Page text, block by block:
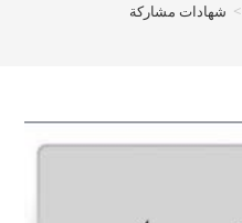
شهادات مشاركة